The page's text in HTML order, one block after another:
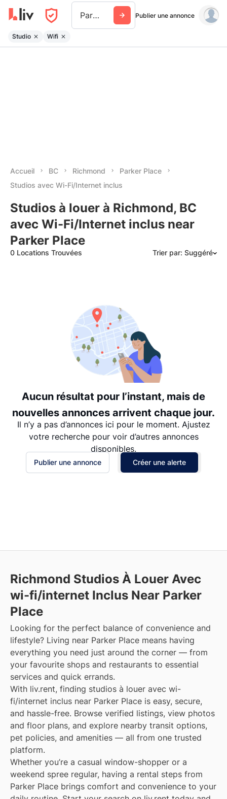
Parker Place Publier une annonce
Studio Wifi
Accueil BC Richmond
Parker Place
Studios avec Wi-Fi/Internet inclus
Studios à louer à Richmond, BC
avec Wi-Fi/Internet inclus near
Parker Place
0 Locations Trouvées Trier par: Suggéré
Date: les plus anciens d’abord
Aucun résultat pour l’instant, mais de
nouvelles annonces arrivent chaque jour.
Il n’y a pas d’annonces ici pour le moment. Ajustez
votre recherche pour voir d’autres annonces
disponibles.
Publier une annonce Créer une alerte
Richmond Studios À Louer Avec
wi-fi/internet Inclus Near Parker
Place
Looking for the perfect balance of convenience and
lifestyle? Living near Parker Place means having
everything you need just around the corner — from
your favourite shops and restaurants to essential
services and quick errands.
With liv.rent, finding studios à louer avec wi-
fi/internet inclus near Parker Place is easy, secure,
and hassle-free. Browse verified listings, view photos
and floor plans, and explore nearby transit options,
pet policies, and amenities — all from one trusted
platform.
Whether you’re a casual window-shopper or a
weekend spree regular, having a rental steps from
Parker Place brings comfort and convenience to your